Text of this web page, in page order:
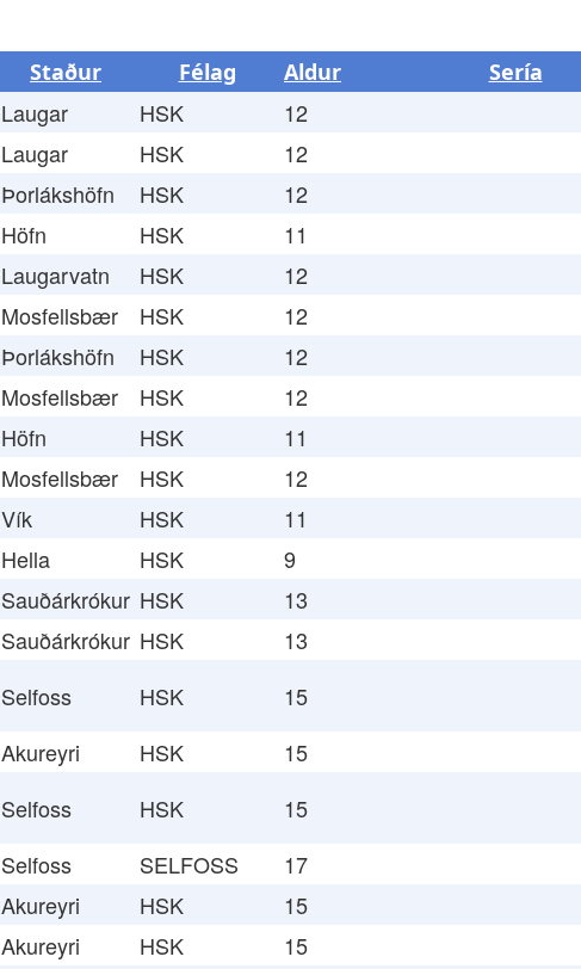
Staður Félag Aldur Sería
Laugar HSK
12
Laugar HSK
12
Þorlákshöfn HSK
12
Höfn HSK
11
Laugarvatn HSK
12
Mosfellsbær HSK
12
Þorlákshöfn HSK
12
Mosfellsbær HSK
12
Höfn HSK
11
Mosfellsbær HSK
12
Vík HSK
11
Hella HSK
9
Sauðárkrókur HSK
13
Sauðárkrókur HSK
13
Selfoss HSK
15
Akureyri HSK
15
Selfoss HSK
15
Selfoss SELFOSS
17
Akureyri HSK
15
Akureyri HSK
15